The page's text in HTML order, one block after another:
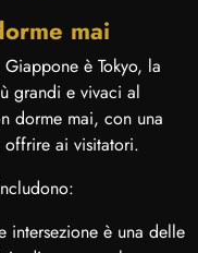
mai
è Tokyo, la
grandi e vivaci al
dorme mai, con una
offrire ai visitatori.
intersezione è una delle